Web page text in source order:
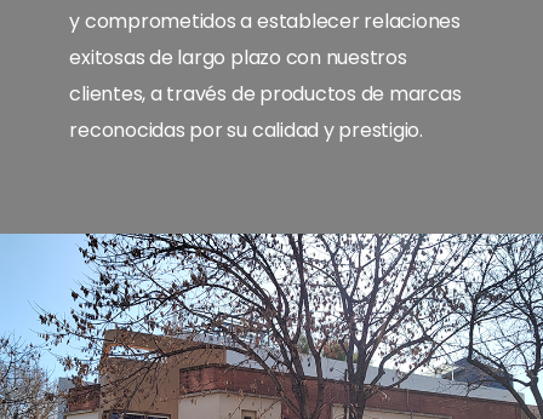
y comprometidos a establecer relaciones
exitosas de largo plazo con nuestros
clientes, a través de productos de marcas
reconocidas por su calidad y prestigio.